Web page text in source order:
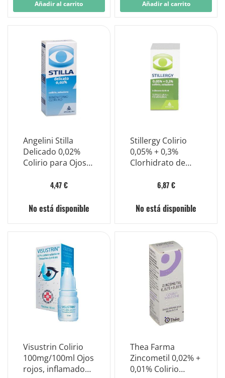
Añadir al carrito Añadir al carrito
Angelini Stilla
Delicado 0,02%
Colirio para Ojos
Cansados ​​10ml
4,47 €
No está disponible
Stillergy Colirio
0,05% + 0,3%
Clorhidrato de
6,87 €
No está disponible
Visustrin Colirio
100mg/100ml Ojos
rojos, inflamados
Thea Farma
Zincometil 0,02% +
0,01% Colirio